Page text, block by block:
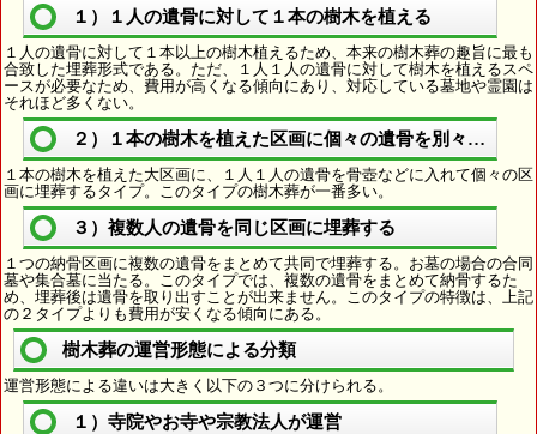
１）１人の遺骨に対して１本の樹木を植える
１人の遺骨に対して１本以上の樹木植えるため、本来の樹木葬の趣旨に最も
合致した埋葬形式である。ただ、１人１人の遺骨に対して樹木を植えるスペ
ースが必要なため、費用が高くなる傾向にあり、対応している墓地や霊園は
それほど多くない。
２）１本の樹木を植えた区画に個々の遺骨を別々に埋葬
１本の樹木を植えた大区画に、１人１人の遺骨を骨壺などに入れて個々の区
画に埋葬するタイプ。このタイプの樹木葬が一番多い。
３）複数人の遺骨を同じ区画に埋葬する
１つの納骨区画に複数の遺骨をまとめて共同で埋葬する。お墓の場合の合同
墓や集合墓に当たる。このタイプでは、複数の遺骨をまとめて納骨するた
め、埋葬後は遺骨を取り出すことが出来ません。このタイプの特徴は、上記
の２タイプよりも費用が安くなる傾向にある。
樹木葬の運営形態による分類
運営形態による違いは大きく以下の３つに分けられる。
１）寺院やお寺や宗教法人が運営